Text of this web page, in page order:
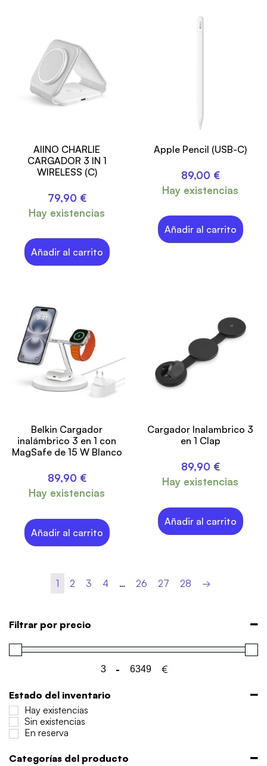
AIINO CHARLIE
CARGADOR 3 IN 1
WIRELESS (C)
79,90 €
Hay existencias
Añadir al carrito
Apple Pencil (USB-C)
89,00 €
Hay existencias
Añadir al carrito
Belkin Cargador
inalámbrico 3 en 1 con
MagSafe de 15 W Blanco
89,90 €
Hay existencias
Añadir al carrito
Cargador Inalambrico 3
en 1 Clap
89,90 €
Hay existencias
Añadir al carrito
1 2 3 4 … 26 27 28 →
Filtrar por precio
Minimum Price
- Maximum Price
€
Estado del inventario
Hay existencias
Sin existencias
En reserva
Categorías del producto